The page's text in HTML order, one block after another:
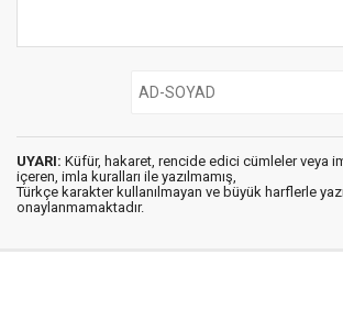
UYARI: Küfür, hakaret, rencide edici cümleler veya
içeren, imla kuralları ile yazılmamış,
Türkçe karakter kullanılmayan ve büyük harflerle
onaylanmamaktadır.